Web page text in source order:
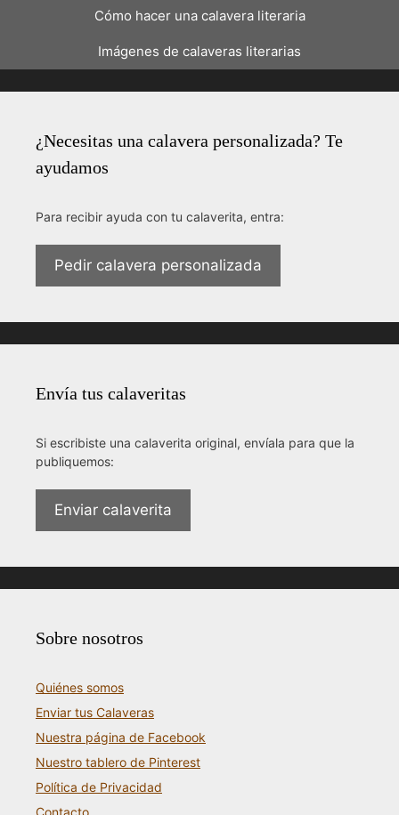
Cómo hacer una calavera literaria
Imágenes de calaveras literarias
¿Necesitas una calavera personalizada? Te
ayudamos
Para recibir ayuda con tu calaverita, entra:
Pedir calavera personalizada
Envía tus calaveritas
Si escribiste una calaverita original, envíala para que la
publiquemos:
Enviar calaverita
Sobre nosotros
Quiénes somos
Enviar tus Calaveras
Nuestra página de Facebook
Nuestro tablero de Pinterest
Política de Privacidad
Contacto